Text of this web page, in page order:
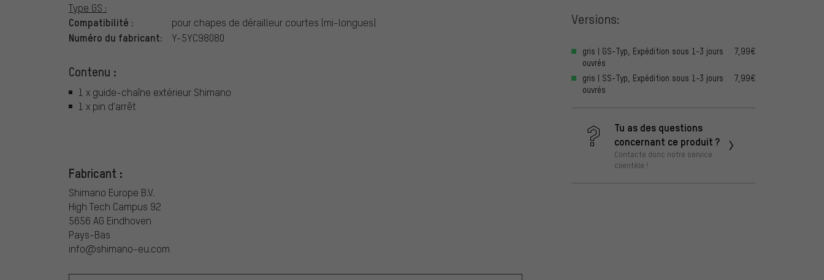
Type GS :
Compatibilité : pour chapes de dérailleur courtes (mi-longues)
Numéro du fabricant: Y-5YC98080
Contenu :
1 x guide-chaîne extérieur Shimano
1 x pin d'arrêt
Fabricant :
Shimano Europe B.V.
High Tech Campus 92
5656 AG Eindhoven
Pays-Bas
info@shimano-eu.com
Versions:
gris | GS-Typ, Expédition sous 1-3 jours
ouvrés
7,99€
gris | SS-Typ, Expédition sous 1-3 jours
ouvrés
7,99€
Tu as des questions
concernant ce produit ?
Contacte donc notre service
clientèle !